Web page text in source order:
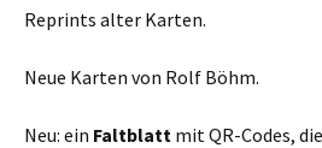
Reprints alter Karten.
Neue Karten von Rolf Böhm.
Neu: ein Faltblatt mit QR-Codes,